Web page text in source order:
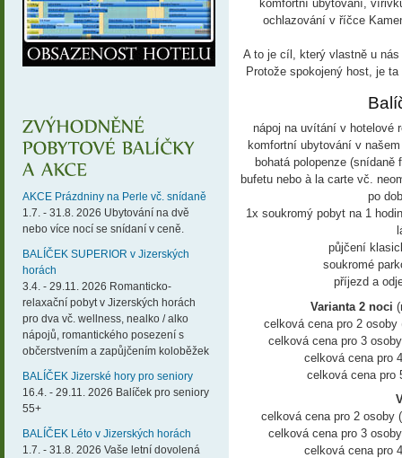
AKCE Prázdniny na Perle vč. snídaně
1.7. - 31.8. 2026 Ubytování na dvě
nebo více nocí se snídaní v ceně.
BALÍČEK SUPERIOR v Jizerských
horách
3.4. - 29.11. 2026 Romanticko-
relaxační pobyt v Jizerských horách
pro dva vč. wellness, nealko / alko
nápojů, romantického posezení s
občerstvením a zapůjčením koloběžek
BALÍČEK Jizerské hory pro seniory
16.4. - 29.11. 2026 Balíček pro seniory
55+
BALÍČEK Léto v Jizerských horách
1.7. - 31.8. 2026 Vaše letní dovolená
komfortní ubytování,
ochlazování v říčce
A to je cíl, který vlastně u
Protože spokojený host, je
nápoj na uvítání v hotelové
komfortní ubytování v
bohatá polopenze
bufetu nebo à la carte vč.
po
1x soukromý pobyt na 1
půjčení
soukromé
příjezd a
Varianta 2 noci
celková cena pro 2
celková cena pro 3
celková cena pro
celková cena pro
celková cena pro 2 osoby
celková cena pro 3
celková cena pro